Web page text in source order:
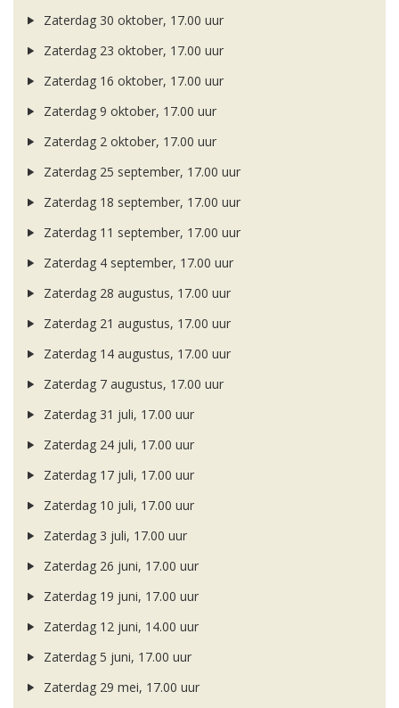
Zaterdag 30 oktober, 17.00 uur
Zaterdag 23 oktober, 17.00 uur
Zaterdag 16 oktober, 17.00 uur
Zaterdag 9 oktober, 17.00 uur
Zaterdag 2 oktober, 17.00 uur
Zaterdag 25 september, 17.00 uur
Zaterdag 18 september, 17.00 uur
Zaterdag 11 september, 17.00 uur
Zaterdag 4 september, 17.00 uur
Zaterdag 28 augustus, 17.00 uur
Zaterdag 21 augustus, 17.00 uur
Zaterdag 14 augustus, 17.00 uur
Zaterdag 7 augustus, 17.00 uur
Zaterdag 31 juli, 17.00 uur
Zaterdag 24 juli, 17.00 uur
Zaterdag 17 juli, 17.00 uur
Zaterdag 10 juli, 17.00 uur
Zaterdag 3 juli, 17.00 uur
Zaterdag 26 juni, 17.00 uur
Zaterdag 19 juni, 17.00 uur
Zaterdag 12 juni, 14.00 uur
Zaterdag 5 juni, 17.00 uur
Zaterdag 29 mei, 17.00 uur